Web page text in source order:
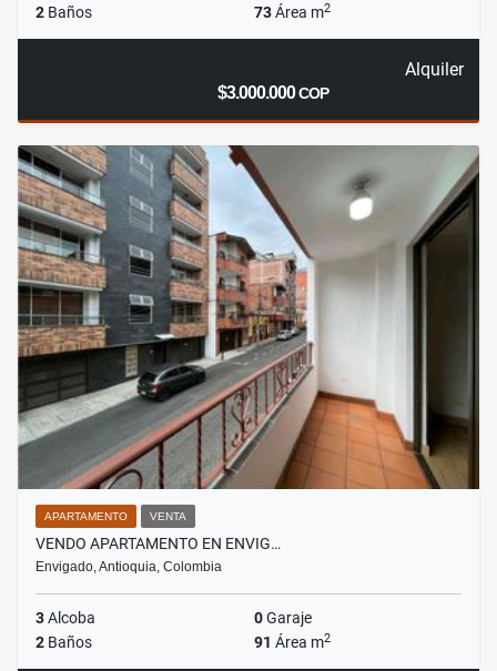
2 Baños 73Área m2
Alquiler
$3.000.000COP
APARTAMENTO VENTA
VENDO APARTAMENTO EN ENVIG…
Envigado, Antioquia, Colombia
3Alcoba 0Garaje
2 Baños 91 Área m2